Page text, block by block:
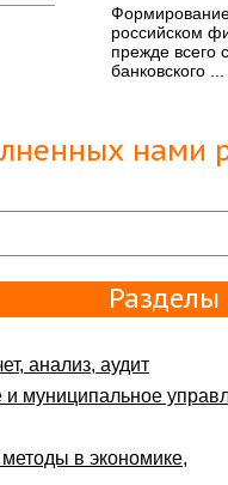
российском
прежде всего
банковского ...
нами
анализ, аудит
и муниципальное
в экономике,